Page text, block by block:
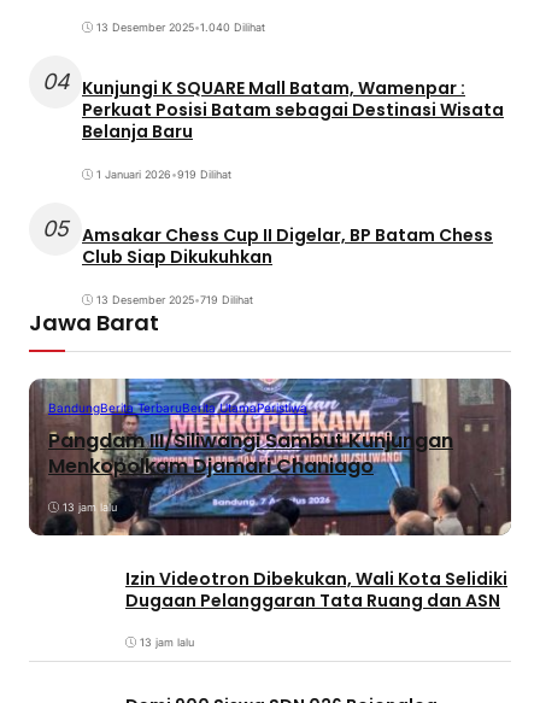
13 Desember 2025•1.040 Dilihat
04 Kunjungi K SQUARE Mall Batam, Wamenpar :
Perkuat Posisi Batam sebagai Destinasi Wisata
Belanja Baru
1 Januari 2026•919 Dilihat
05 Amsakar Chess Cup II Digelar, BP Batam Chess
Club Siap Dikukuhkan
13 Desember 2025•719 Dilihat
Jawa Barat
BandungBerita TerbaruBerita UtamaPeristiwa
Pangdam III/Siliwangi Sambut Kunjungan
Menkopolkam Djamari Chaniago
13 jam lalu
Izin Videotron Dibekukan, Wali Kota Selidiki
Dugaan Pelanggaran Tata Ruang dan ASN
13 jam lalu